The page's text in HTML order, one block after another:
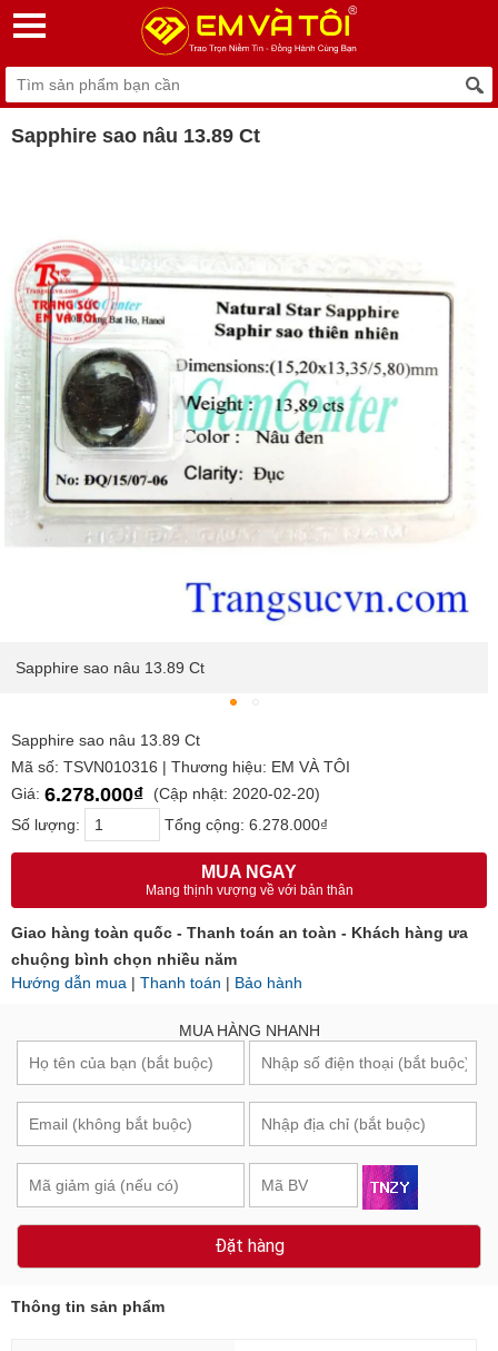
Sapphire sao nâu 13.89 Ct
Sapphire sao nâu 13.89 Ct
Sapphire sao nâu 13.89 Ct
Mã số: TSVN010316 | Thương hiệu: EM VÀ TÔI
Giá: 6.278.000₫
(Cập nhật: 2020-02-20)
Số lượng:
Tổng cộng: 6.278.000₫
MUA NGAY
Mang thịnh vượng về với bản thân
Giao hàng toàn quốc - Thanh toán an toàn - Khách hàng ưa
chuộng bình chọn nhiều năm
Hướng dẫn mua | Thanh toán | Bảo hành
MUA HÀNG NHANH
Đặt hàng
Thông tin sản phẩm